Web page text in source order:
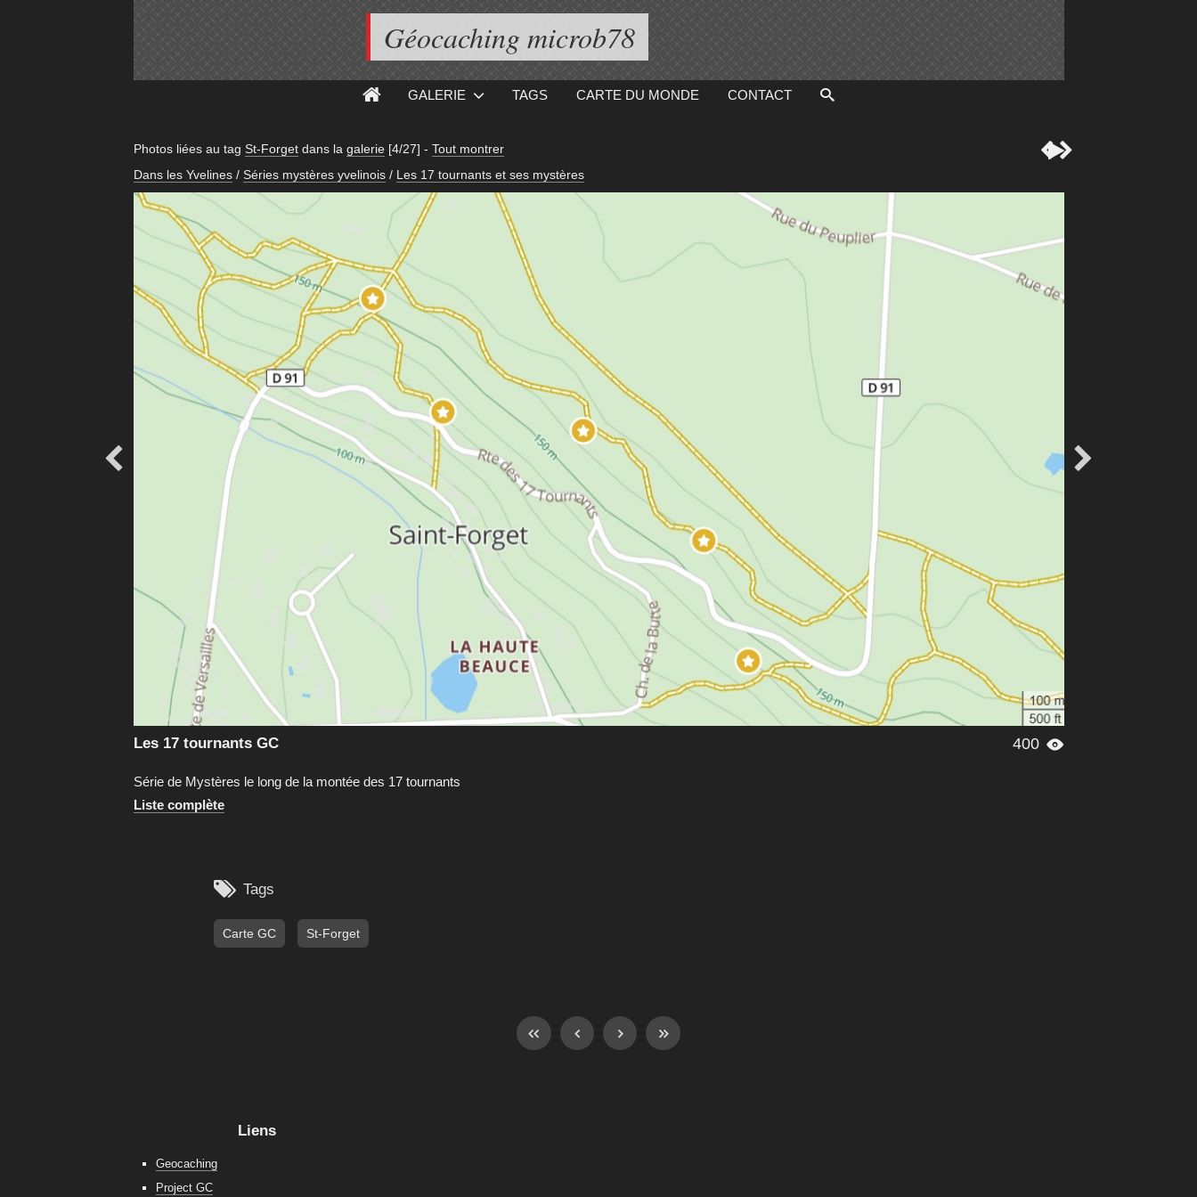
Géocaching microb78
GALERIE TAGS CARTE DU MONDE CONTACT
Photos liées au tag St-Forgetdans la galerie [4/27] - Tout montrer
Dans les Yvelines / Séries mystères yvelinois / Les 17 tournants et ses mystères

 
400 
Les 17 tournants GC
Série de Mystères le long de la montée des 17 tournants
Liste complète
 Tags
Carte GC St-Forget
Liens
Geocaching
Project GC